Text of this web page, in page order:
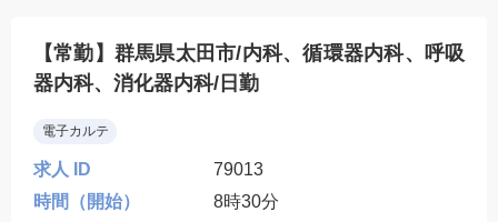
【常勤】群馬県太田市/内科、循環器内科、呼吸
器内科、消化器内科/日勤
電子カルテ
求人 ID
79013
時間（開始）
8時30分